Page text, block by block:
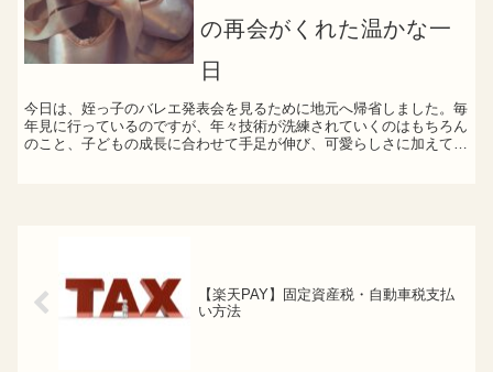
の再会がくれた温かな一
日
今日は、姪っ子のバレエ発表会を見るために地元へ帰省しました。毎
年見に行っているのですが、年々技術が洗練されていくのはもちろん
のこと、子どもの成長に合わせて手足が伸び、可愛らしさに加えて優
【楽天PAY】固定資産税・自動車税支払
い方法